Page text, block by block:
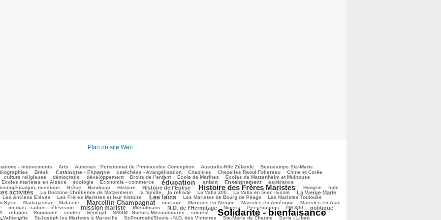
Plan du site Web
- mouvements Arts Aubenas : Pensionnat de l’Immaculée Conception Australie-Nlle Zélande Beaucamps Ste-Marie
biographies Brésil Catalogne - Espagne catéchèse - évangélisation Chapitres Chazelles Raoul Follereau Chine et Corée
culture religieuse démocratie développement Droits de l’enfant Ecole de Marlhes Ecoles de Matzenheim et Mulhouse
Ecoles maristes en Alsace écologie Economie - commerce éducation enfant Enseignement espérance
missions Grèce Handicap Histoire Histoire de l’Eglise Histoire des Frères Maristes Hongrie Inde
activités La Doctrine Chrétienne de Matzenheim la famille la retraite La Valla 200 La Valla en Gier - Ecole La Vierge Marie
Les Anciens Elèves Les Frères Maristes et leur histoire Les laïcs Les Maristes de Bourg de Péage Les Maristes Toulouse
Syrie Madagascar Malaisie Marcellin Champagnat mariage Maristes en Afrique Maristes en Amérique Maristes en Asie
medias - radios - télévision mission mariste Musulmans N.D. de l’Hermitage Nigeria Persécutions PM 300 politique
religion Roumanie sectes Sénégal SMSM - Soeurs Missionnaires société Solidarité - bienfaisance
Valbenoîte St-Joseph les Maristes à Marseille St-Pourçain/Sioule - N.D. des Victoires Ste-Marie de Chagny Syrie - Liban